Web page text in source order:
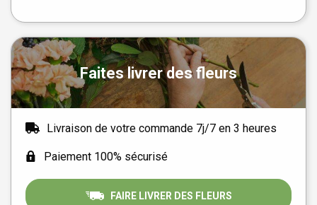
Faites livrer des fleurs
Livraison de votre commande 7j/7 en 3 heures
Paiement 100% sécurisé
FAIRE LIVRER DES FLEURS